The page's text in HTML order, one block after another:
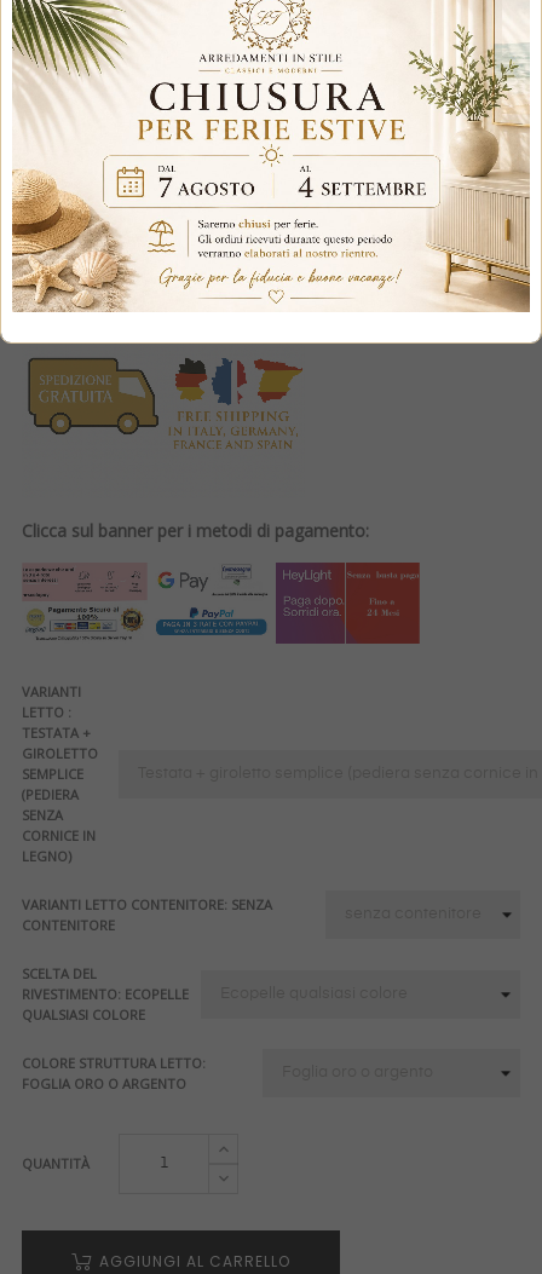
1.799,00 €
Tasse incluse
paga fino a 18 rate ,scopri di più
Clicca sul banner per i metodi di pagamento:
VARIANTI
LETTO :
TESTATA +
GIROLETTO
SEMPLICE
(PEDIERA
SENZA
CORNICE IN
LEGNO)
VARIANTI LETTO CONTENITORE: SENZA
CONTENITORE
SCELTA DEL
RIVESTIMENTO: ECOPELLE
QUALSIASI COLORE
COLORE STRUTTURA LETTO:
FOGLIA ORO O ARGENTO
QUANTITÀ
AGGIUNGI AL CARRELLO